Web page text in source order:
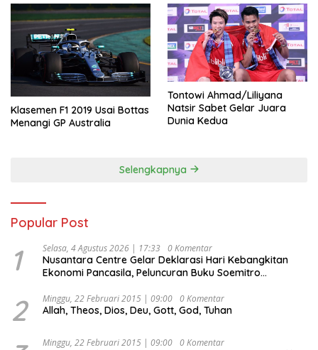
Klasemen F1 2019 Usai Bottas
Menangi GP Australia
Tontowi Ahmad/Liliyana
Natsir Sabet Gelar Juara
Dunia Kedua
Selengkapnya
Popular Post
1 Selasa, 4 Agustus 2026 | 17:33 0 Komentar
Nusantara Centre Gelar Deklarasi Hari Kebangkitan
Ekonomi Pancasila, Peluncuran Buku Soemitro
Ekonomi Politik Indonesia) & Simposium Nasional
“Urgensi Undang-Undang Perekonomian Nasional dan
Indonesia Emas 2045”,
2 Minggu, 22 Februari 2015 | 09:00 0 Komentar
Allah, Theos, Dios, Deu, Gott, God, Tuhan
Minggu, 22 Februari 2015 | 09:00 0 Komentar